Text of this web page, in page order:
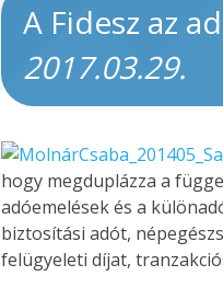
A Fidesz az
2017.03.29.
hogy megduplázza a
adóemelések és a
biztosítási adót,
felügyeleti díjat,